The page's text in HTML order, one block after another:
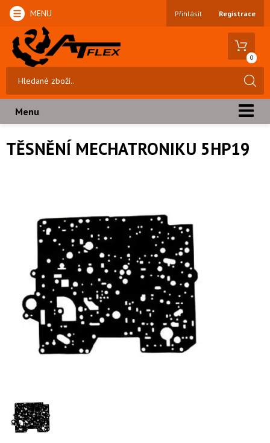
MENU Přihlásit Registrace
0
Menu
TĚSNĚNÍ MECHATRONIKU 5HP19